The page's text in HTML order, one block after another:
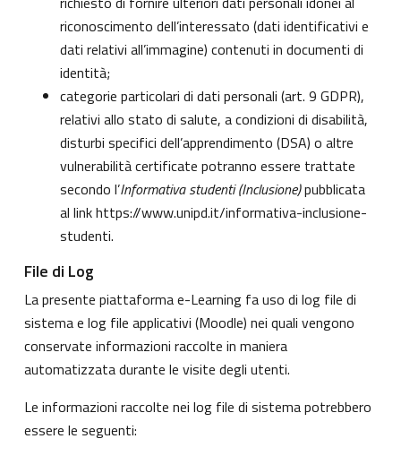
riconoscimento dell’interessato (dati identificativi e
dati relativi all’immagine) contenuti in documenti di
identità;
categorie particolari di dati personali (art. 9 GDPR),
relativi allo stato di salute, a condizioni di disabilità,
disturbi specifici dell’apprendimento (DSA) o altre
vulnerabilità certificate potranno essere trattate
secondo l’Informativa studenti (Inclusione)pubblicata
al linkhttps://www.unipd.it/informativa-inclusione-
studenti.
File di Log
La presente piattaforma e-Learning fa uso di log file di
sistema e log file applicativi (Moodle) nei quali vengono
conservate informazioni raccolte in maniera
automatizzata durante le visite degli utenti.
Le informazioni raccolte nei log file di sistema potrebbero
essere le seguenti: